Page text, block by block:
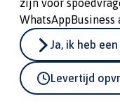
zijn voor
WhatsAppBusiness
Ja, ik heb
Levertijd